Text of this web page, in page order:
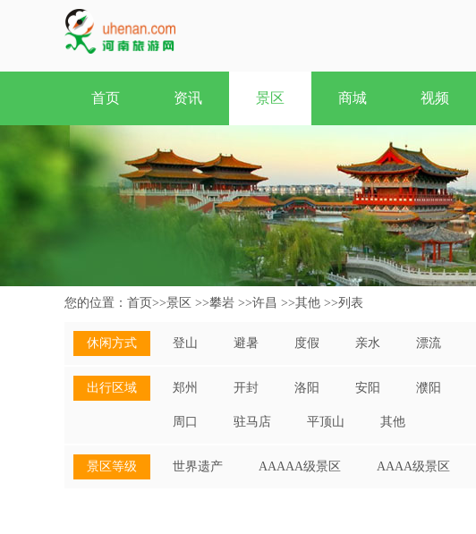
首页 资讯 景区 商城 视频
您的位置： 首页>>景区 >>攀岩 >>许昌 >>其他 >>列表
休闲方式 登山 避暑 度假 亲水 漂流
出行区域 郑州 开封 洛阳 安阳 濮阳
周口 驻马店 平顶山 其他
景区等级 世界遗产 AAAAA级景区 AAAA级景区